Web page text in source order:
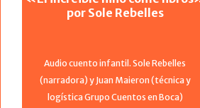
por Sole Rebelles
Audio cuento infantil. Sole Rebelles
(narradora) y Juan Maieron (técnica y
logística Grupo Cuentos en Boca)